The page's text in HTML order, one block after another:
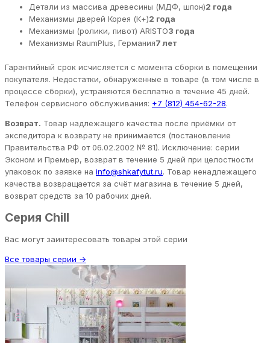
Детали из массива древесины (МДФ, шпон)2 года
Механизмы дверей Корея (К+)2 года
Механизмы (ролики, пивот) ARISTO3 года
Механизмы RaumPlus, Германия7 лет
Гарантийный срок исчисляется с момента сборки в помещении
покупателя. Недостатки, обнаруженные в товаре (в том числе в
процессе сборки), устраняются бесплатно в течение 45 дней.
Телефон сервисного обслуживания: +7 (812) 454-62-28.
Возврат. Товар надлежащего качества после приёмки от
экспедитора к возврату не принимается (постановление
Правительства РФ от 06.02.2002 № 81). Исключение: серии
Эконом и Премьер, возврат в течение 5 дней при целостности
упаковок по заявке на info@shkafytut.ru. Товар ненадлежащего
качества возвращается за счёт магазина в течение 5 дней,
возврат средств за 10 рабочих дней.
Серия Chill
Вас могут заинтересовать товары этой серии
Все товары серии →